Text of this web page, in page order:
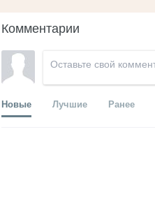
Комментарии
Новые Лучшие Ранее